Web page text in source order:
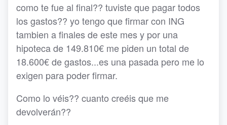
como te fue al final?? tuviste que pagar todos
los gastos?? yo tengo que firmar con ING
tambien a finales de este mes y por una
hipoteca de 149.810€ me piden un total de
18.600€ de gastos...es una pasada pero me lo
exigen para poder firmar.
Como lo véis?? cuanto creéis que me
devolverán??